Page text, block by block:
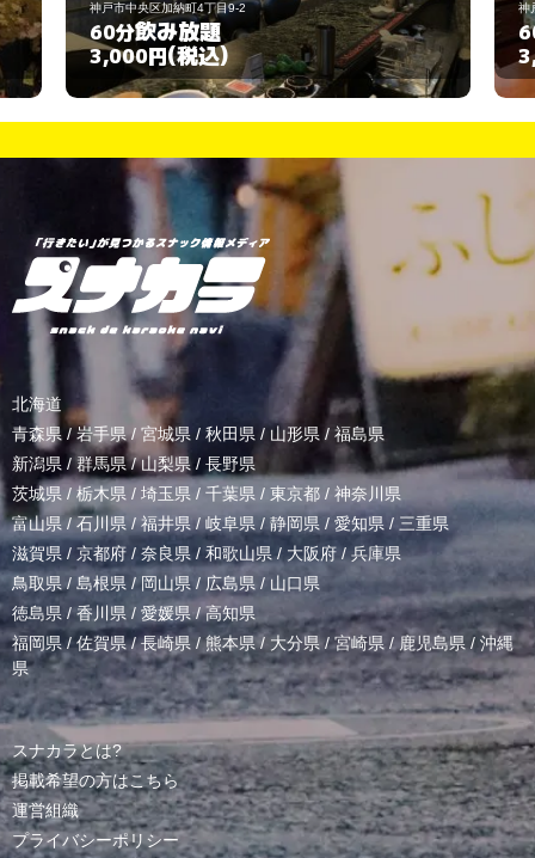
神戸市中央区中山手通1丁目15-7
60分飲み放題
3,000円(税込)
北海道
青森県 / 岩手県/ 宮城県 / 秋田県 / 山形県/ 福島県
新潟県 /群馬県/山梨県 / 長野県
茨城県 / 栃木県 / 埼玉県 / 千葉県 / 東京都 / 神奈川県
富山県 /石川県/福井県/岐阜県 / 静岡県 / 愛知県 / 三重県
滋賀県 / 京都府 / 奈良県 / 和歌山県/ 大阪府 /兵庫県
鳥取県/ 島根県 /岡山県/ 広島県 / 山口県
徳島県 /香川県 / 愛媛県/高知県
福岡県/佐賀県/長崎県 /熊本県/ 大分県/宮崎県 /鹿児島県 / 沖縄
県
スナカラとは?
掲載希望の方はこちら
運営組織
プライバシーポリシー